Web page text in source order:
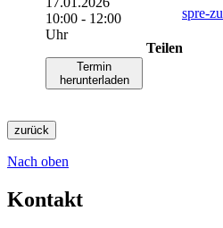
10:00 - 12:00
Uhr
Termin
herunterladen
spre-zu
Teilen
zurück
Nach oben
Kontakt